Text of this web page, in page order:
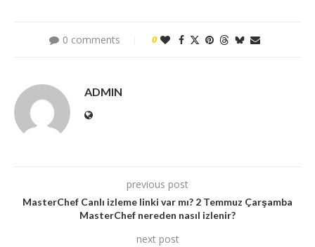
0 comments 0
ADMIN
previous post
MasterChef Canlı izleme linki var mı? 2 Temmuz Çarşamba
MasterChef nereden nasıl izlenir?
next post